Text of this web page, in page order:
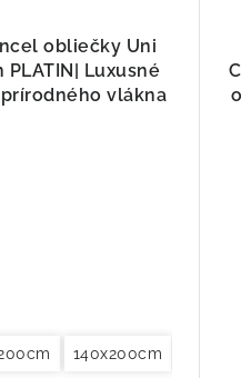
obliečky Uni
Luxusné
vlákna
140x200cm